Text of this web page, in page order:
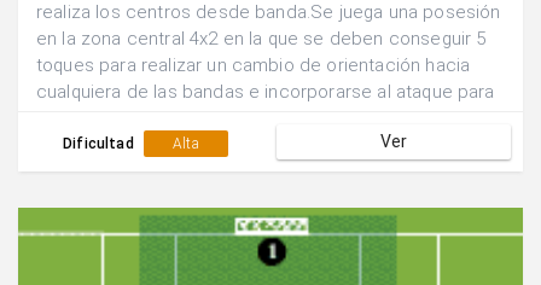
realiza los centros desde banda.Se juega una posesión
en la zona central 4x2 en la que se deben conseguir 5
toques para realizar un cambio de orientación hacia
cualquiera de las bandas e incorporarse al ataque para
consiguen en 5 min y se rotan las funciones de los
equipos.
Dificultad Alta Ver